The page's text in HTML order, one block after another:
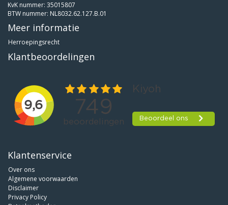
KvK nummer: 35015807
BTW nummer: NL8032.62.127.B.01
Meer informatie
Herroepingsrecht
Klantbeoordelingen
Klantenservice
Over ons
Algemene voorwaarden
Disclaimer
Privacy Policy